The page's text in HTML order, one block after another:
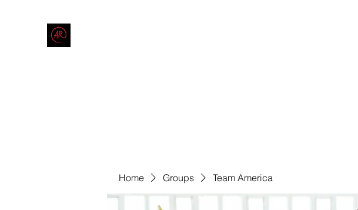
Home Groups Team America